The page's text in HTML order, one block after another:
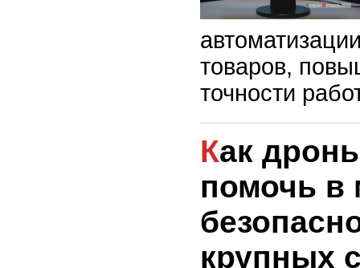
товаров,
точности
Как дроны могут
помочь в
крупных